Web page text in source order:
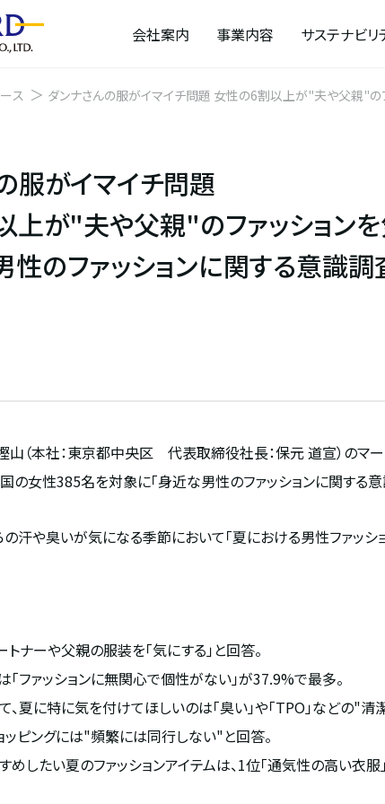
会社案内 事業内容 サステナビリ
ス
ダンナさんの服がイマイチ問題 女性の6割以上が"夫や父親"のファッションを気にすることが明らかに ～
服がイマイチ問題
上が"夫や父親"のファッション
性のファッションに関する意識
山（本社：東京都中央区 代表取締役社長：保元 道宣）のマ
の女性385名を対象に「身近な男性のファッションに関する意
汗や臭いが気になる季節において「夏における男性ファッシ
ナーや父親の服装を「気にする」と回答。
ファッションに無関心で個性がない」が37.9%で最多。
夏に特に気を付けてほしいのは「臭い」や「TPO」などの"清
ピングには"頻繁には同行しない"と回答。
したい夏のファッションアイテムは、1位「通気性の高い衣服」